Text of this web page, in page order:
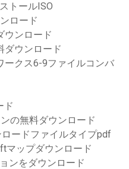
トールISO
ロード
ウンロード
ダウンロード
ークス6-9ファイルコンバ
ド
の無料ダウンロード
ードファイルタイプpdf
マップダウンロード
ンをダウンロード